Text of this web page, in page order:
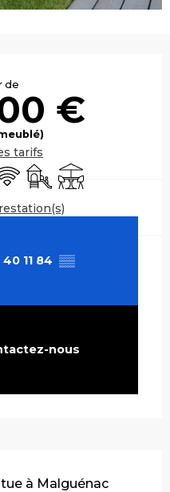
de
€
tarifs
Jeux pour enfants /
Terrasse
11 84 ▒▒
nous
à Malguénac